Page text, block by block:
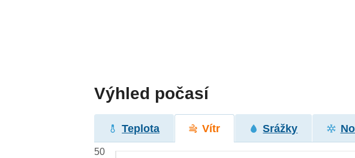
Výhled počasí
Teplota Vítr Srážky
50